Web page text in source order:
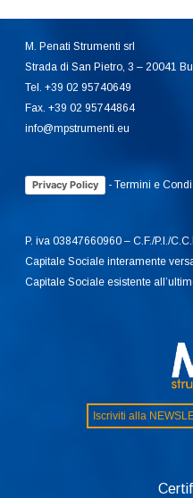
M. Penati Strumenti srl
Strada di San Pietro, 3 – 20041
Tel. +39 02 95740649
Fax. +39 02 95744864
info@mpstrumenti.eu
Privacy Policy -Termini e
P. iva 03847660960 – C.F./P.I./
Capitale Sociale interamente
Capitale Sociale esistente
Iscriviti alla